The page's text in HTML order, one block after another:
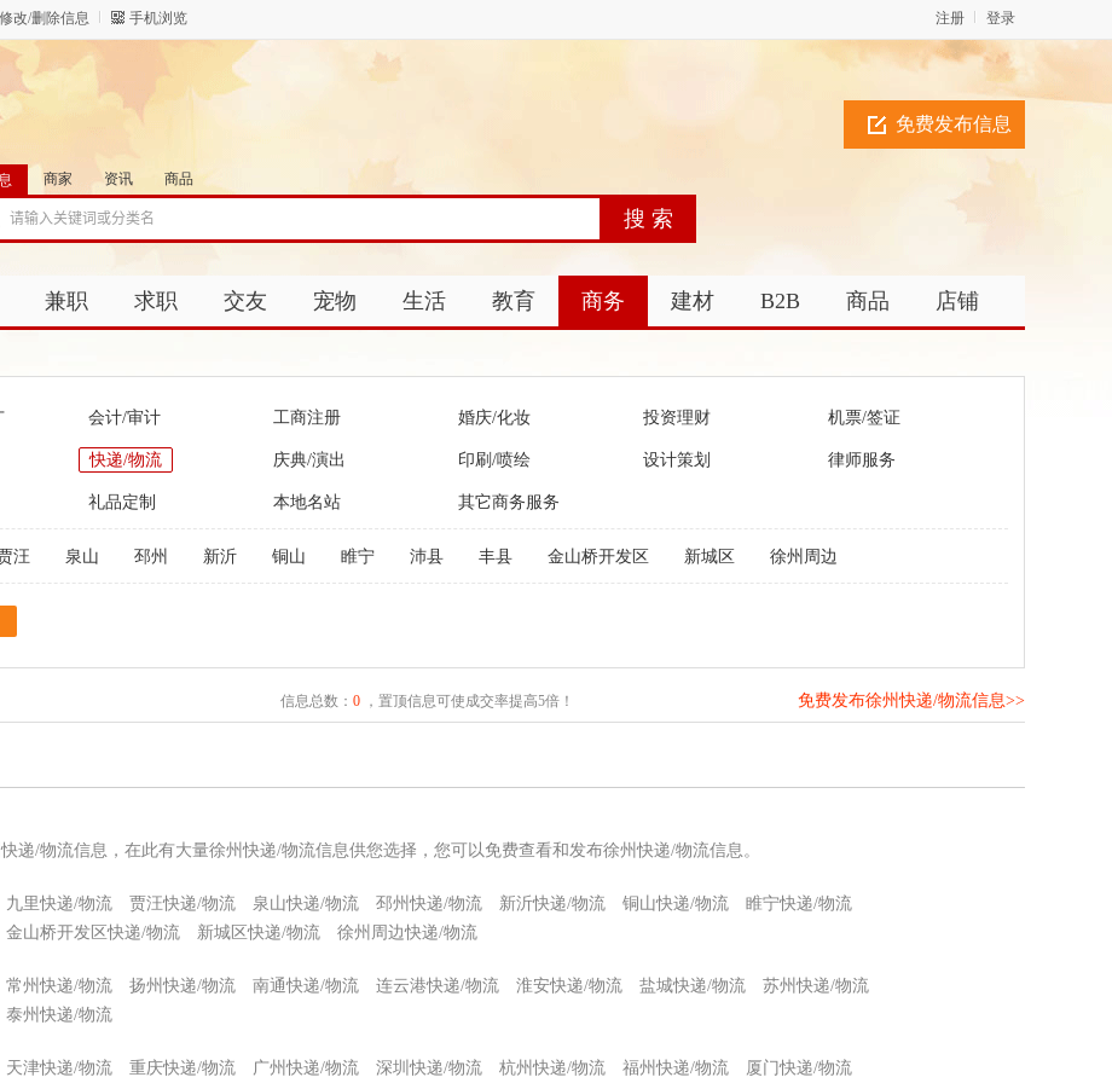
修改/删除信息 手机浏览 登录
注册
免费发布信息
商家 资讯 商品
兼职 求职 交友 宠物 生活 教育 商务 建材 B2B 商品 店铺
会计/审计 工商注册 婚庆/化妆 投资理财 机票/签证
快递/物流 庆典/演出 印刷/喷绘 设计策划 律师服务
礼品定制 本地名站 其它商务服务
汪 泉山 邳州 新沂 铜山 睢宁 沛县 丰县 金山桥开发区 新城区 徐州周边
信息总数： 0，置顶信息可使成交率提高5倍！ 免费发布徐州快递/物流信息>>
递/物流信息，在此有大量徐州快递/物流信息供您选择，您可以免费查看和发布徐州快递/物流信息。
九里快递/物流 贾汪快递/物流 泉山快递/物流 邳州快递/物流 新沂快递/物流 铜山快递/物流
睢宁快递/物流
金山桥开发区快递/物流 新城区快递/物流 徐州周边快递/物流
常州快递/物流 扬州快递/物流 南通快递/物流 连云港快递/物流 淮安快递/物流 盐城快递/物流
苏州快递/物流
泰州快递/物流
天津快递/物流 重庆快递/物流 广州快递/物流 深圳快递/物流 杭州快递/物流 福州快递/物流 厦门快递/物流